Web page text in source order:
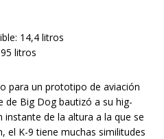
14,4 litros
litros
para un prototipo de aviación
de Big Dog bautizó a su hig-
instante de la altura a la que se
el K-9 tiene muchas similitudes